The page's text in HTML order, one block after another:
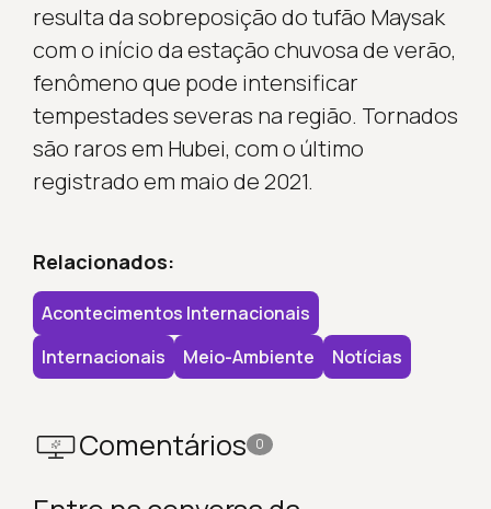
resulta da sobreposição do tufão Maysak
com o início da estação chuvosa de verão,
fenômeno que pode intensificar
tempestades severas na região. Tornados
são raros em Hubei, com o último
registrado em maio de 2021.
Relacionados:
Acontecimentos Internacionais
Internacionais
Meio-Ambiente Notícias
Comentários 0